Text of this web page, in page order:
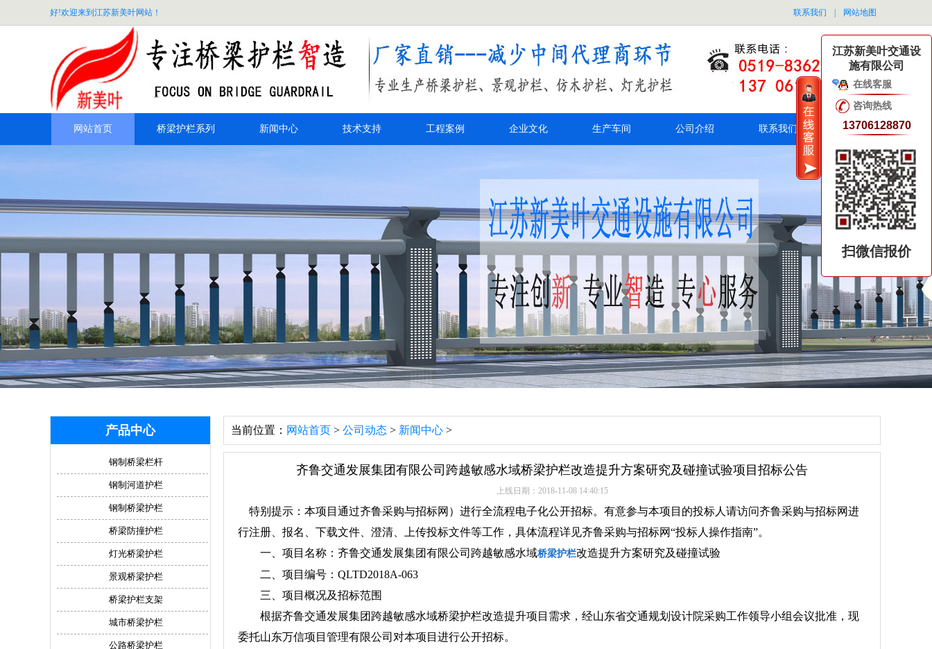
好!欢迎来到江苏新美叶网站！ 联系我们 网站地图
网站首页 桥梁护栏系列 新闻中心 技术支持 工程案例 企业文化 生产车间 公司介绍 联系我们
当前位置： 网站首页 > 公司动态 > 新闻中心 >
齐鲁交通发展集团有限公司跨越敏感水域桥梁护栏改造提升方案研究及碰撞试验项目招标公告
上线日期：2018-11-08 14:40:15
特别提示：本项目通过齐鲁采购与招标网）进行全流程电子化公开招标。有意参与本项目的投标人请访问齐鲁采购与招标网进
行注册、报名、下载文件、澄清、上传投标文件等工作，具体流程详见齐鲁采购与招标网“投标人操作指南”。
一、项目名称：齐鲁交通发展集团有限公司跨越敏感水域桥梁护栏改造提升方案研究及碰撞试验
二、项目编号：QLTD2018A-063
三、项目概况及招标范围
根据齐鲁交通发展集团跨越敏感水域桥梁护栏改造提升项目需求，经山东省交通规划设计院采购工作领导小组会议批准，现
委托山东万信项目管理有限公司对本项目进行公开招标。
产品中心
钢制桥梁栏杆
钢制河道护栏
钢制桥梁护栏
桥梁防撞护栏
灯光桥梁护栏
景观桥梁护栏
桥梁护栏支架
城市桥梁护栏
公路桥梁护栏
江苏新美叶交通设
施有限公司
在线客服
咨询热线
13706128870
扫微信报价